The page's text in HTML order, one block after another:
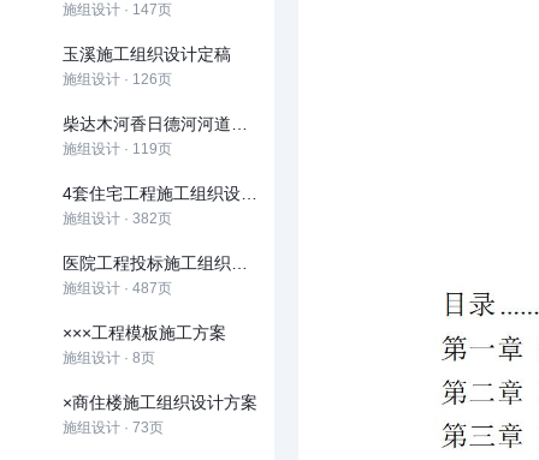
施组设计 · 147页
玉溪施工组织设计定稿
施组设计 · 126页
施组设计 · 119页
施组设计 · 382页
施组设计 · 487页
×××工程模板施工方案
施组设计 · 8页
×商住楼施工组织设计方案
施组设计 · 73页